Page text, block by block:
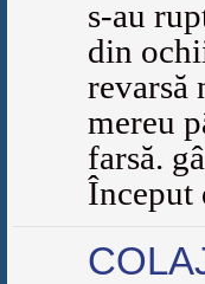
s-au
din
revarsă
mereu
farsă.
Început